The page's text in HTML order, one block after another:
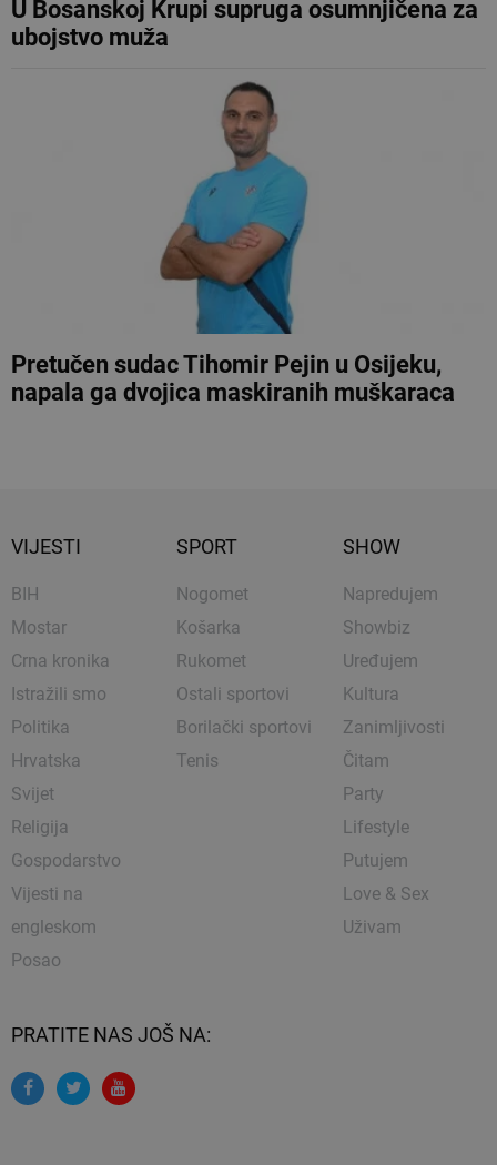
U Bosanskoj Krupi supruga osumnjičena za
ubojstvo muža
Pretučen sudac Tihomir Pejin u Osijeku,
napala ga dvojica maskiranih muškaraca
VIJESTI
BIH
Mostar
Crna kronika
Istražili smo
Politika
Hrvatska
Svijet
Religija
Gospodarstvo
Vijesti na
engleskom
Posao
SPORT
Nogomet
Košarka
Rukomet
Ostali sportovi
Borilački sportovi
Tenis
SHOW
Napredujem
Showbiz
Uređujem
Kultura
Zanimljivosti
Čitam
Party
Lifestyle
Putujem
Love & Sex
Uživam
PRATITE NAS JOŠ NA: